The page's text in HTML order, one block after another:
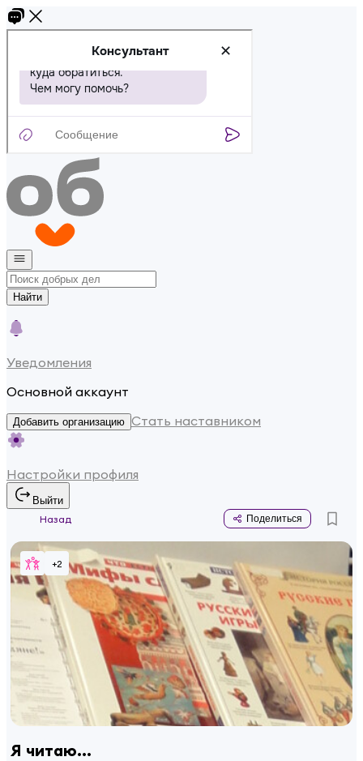
Найти
Уведомления
Основной аккаунт
Добавить организацию Стать наставником
Настройки профиля
Выйти
Назад
Поделиться
+2
Я читаю...